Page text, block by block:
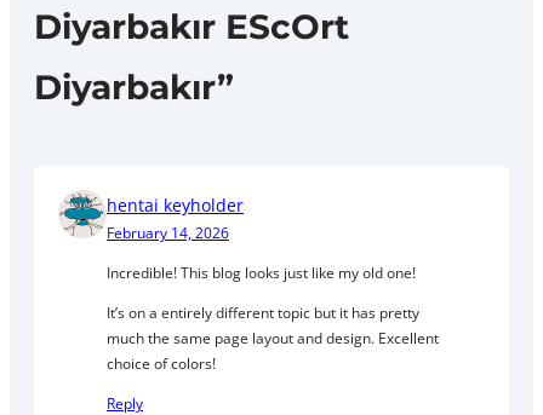
Diyarbakır EScOrt
Diyarbakır”
hentai keyholder
February 14, 2026
Incredible! This blog looks just like my old one!
It’s on a entirely different topic but it has pretty
much the same page layout and design. Excellent
choice of colors!
Reply